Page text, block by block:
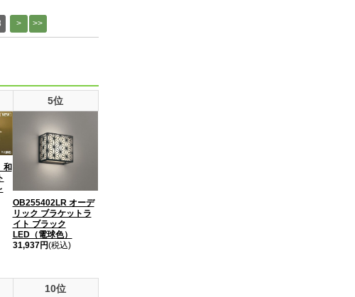
5位
和
OB255402LR オーデ
リック ブラケットラ
イト ブラック
LED（電球色）
31,937円(税込)
10位